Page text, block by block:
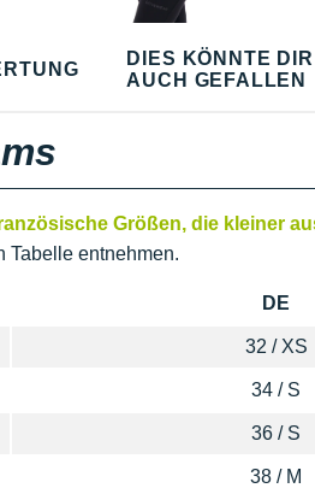
DIES KÖNNTE DIR
AUCH GEFALLEN
Größen, die kleiner
Tabelle entnehmen.
DE
32 / XS
34 / S
36 / S
38 / M